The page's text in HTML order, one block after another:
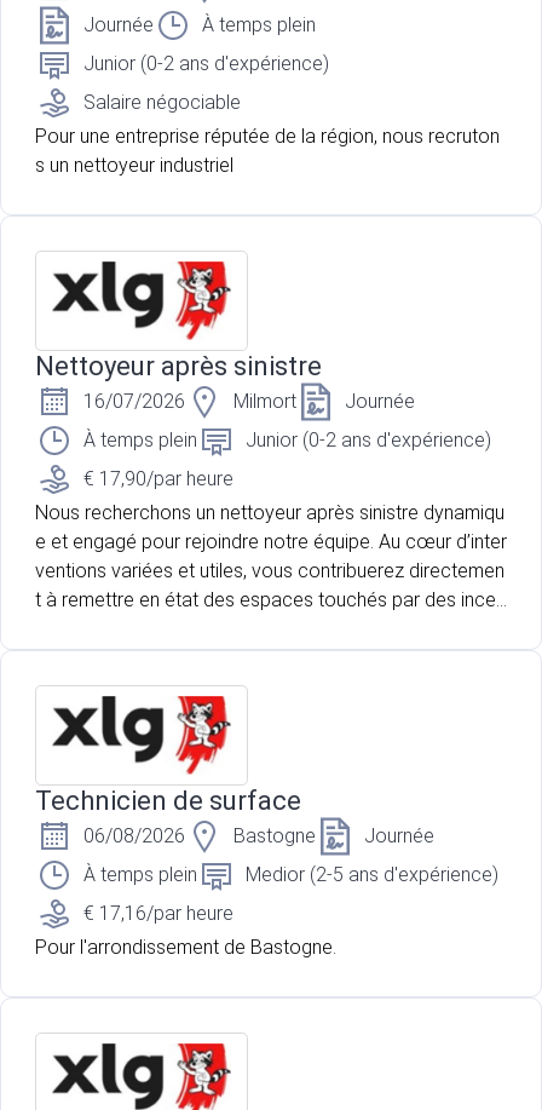
Journée
À temps plein
Junior (0-2 ans d'expérience)
Salaire négociable
Pour une entreprise réputée de la région, nous recruton
s un nettoyeur industriel
Nettoyeur après sinistre
16/07/2026 Milmort
Journée
À temps plein
Junior (0-2 ans d'expérience)
€ 17,90/par heure
Nous recherchons un nettoyeur après sinistre dynamiqu
e et engagé pour rejoindre notre équipe. Au cœur d’inter
ventions variées et utiles, vous contribuerez directemen
t à remettre en état des espaces touchés par des incen
ant ainsi aux occupants de retrouver un environnement
sûr et confortable. Si vous appréciez un travail concret,
valorisant et porteur de sens, ce poste vous offre l’opp
ortunité de mettre votre rigueur et votre sens du service
au profit de missions essentielles, tout en évoluant au s
ein d’une équipe solidaire et professionnelle.
Technicien de surface
06/08/2026 Bastogne
Journée
À temps plein
Medior (2-5 ans d'expérience)
€ 17,16/par heure
Pour l'arrondissement de Bastogne.